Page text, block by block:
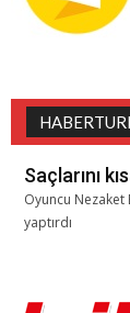
Saçlarını
Oyuncu Nezaket
yaptırdı